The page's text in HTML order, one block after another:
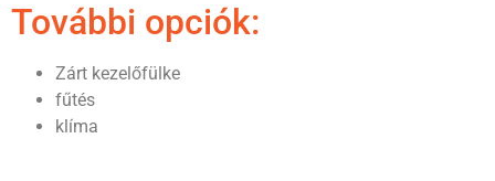
További opciók:
Zárt kezelőfülke
fűtés
klíma